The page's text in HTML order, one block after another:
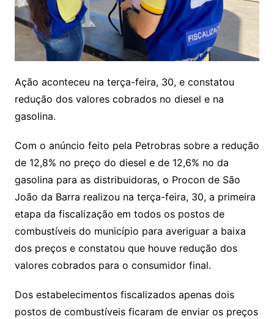
Ação aconteceu na terça-feira, 30, e constatou
redução dos valores cobrados no diesel e na
gasolina.
Com o anúncio feito pela Petrobras sobre a redução
de 12,8% no preço do diesel e de 12,6% no da
gasolina para as distribuidoras, o Procon de São
João da Barra realizou na terça-feira, 30, a primeira
etapa da fiscalização em todos os postos de
combustíveis do município para averiguar a baixa
dos preços e constatou que houve redução dos
valores cobrados para o consumidor final.
Dos estabelecimentos fiscalizados apenas dois
postos de combustíveis ficaram de enviar os preços